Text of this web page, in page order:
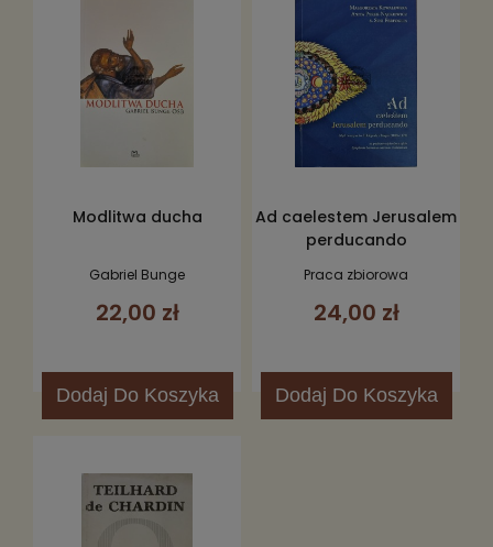
Modlitwa ducha
Gabriel Bunge
22,00 zł
Dodaj Do Koszyka
Ad caelestem Jerusalem
perducando
Praca zbiorowa
24,00 zł
Dodaj Do Koszyka